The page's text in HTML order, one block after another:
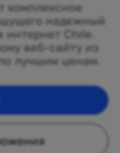
комплексное
надежный
интернет Chile.
веб-сайту из
лучшим ценам.